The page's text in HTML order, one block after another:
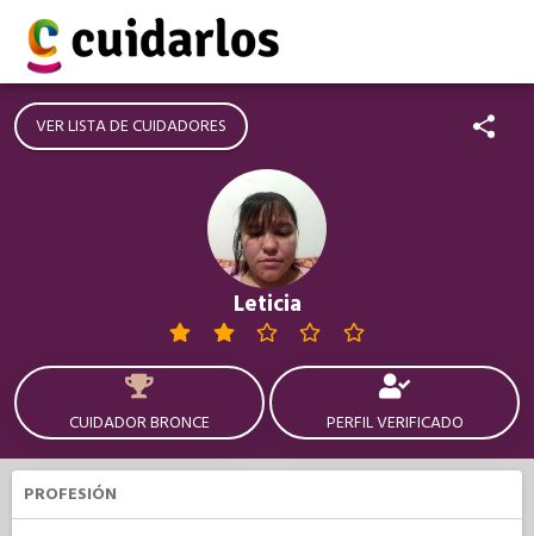
VER LISTA DE CUIDADORES
Leticia
CUIDADOR BRONCE PERFIL VERIFICADO
PROFESIÓN